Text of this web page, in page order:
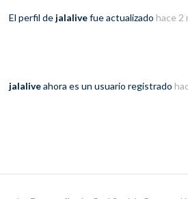
El perfil de jalalivefue actualizado hace 2
jalaliveahora es un usuario registrado